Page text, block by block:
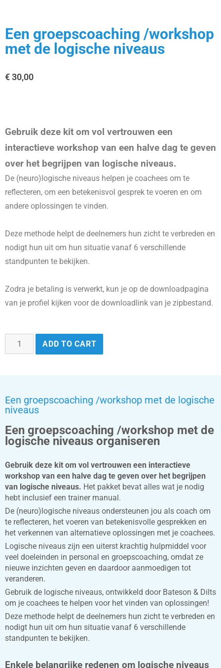
Een groepscoaching /workshop
met de logische niveaus
€30,00
Gebruik deze kit om vol vertrouwen een
interactieve workshop van een halve dag te geven
over het begrijpen van logische niveaus.
De (neuro)logische niveaus helpen je coachees om te
reflecteren, om een betekenisvol gesprek te voeren en om
andere oplossingen te vinden.
Deze methode helpt de deelnemers hun zicht te verbreden en
nodigt hun uit om hun situatie vanaf 6 verschillende
standpunten te bekijken.
Zodra je betaling is verwerkt, kun je op de downloadpagina
van je profiel kijken voor de downloadlink van je zipbestand.
ADD TO CART
Een groepscoaching /workshop met de logische
niveaus
Een groepscoaching /workshop met de
logische niveaus organiseren
Gebruik deze kit om vol vertrouwen een interactieve
workshop van een halve dag te geven over het begrijpen
van logische niveaus. Het pakket bevat alles wat je nodig
hebt inclusief een trainer manual.
De (neuro)logische niveaus ondersteunen jou als coach om
te reflecteren, het voeren van betekenisvolle gesprekken en
het verkennen van alternatieve oplossingen met je coachees.
Logische niveaus zijn een uiterst krachtig hulpmiddel voor
veel doeleinden in personal en groepscoaching, omdat ze
nieuwe inzichten geven en daardoor aanmoedigen tot
veranderen.
Gebruik de logische niveaus, ontwikkeld door Bateson & Dilts
om je coachees te helpen voor het vinden van oplossingen!
Deze methode helpt de deelnemers hun zicht te verbreden en
nodigt hun uit om hun situatie vanaf 6 verschillende
standpunten te bekijken.
Enkele belangrijke redenen om logische niveaus